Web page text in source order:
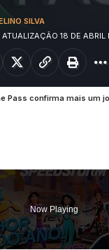
ATUALIZAÇÃO 18 DE ABRIL
SILVA
Pass confirma mais um
Now Playing